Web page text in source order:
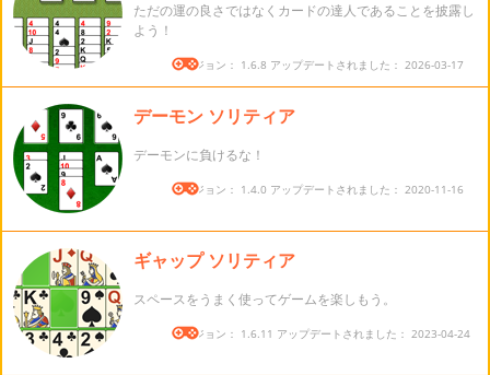
ただの運の良さではなくカードの達人であることを披露し
よう！
バージョン： 1.6.8 アップデートされました： 2026-03-17
デーモン ソリティア
デーモンに負けるな！
バージョン： 1.4.0 アップデートされました： 2020-11-16
ギャップ ソリティア
スペースをうまく使ってゲームを楽しもう。
バージョン： 1.6.11 アップデートされました： 2023-04-24